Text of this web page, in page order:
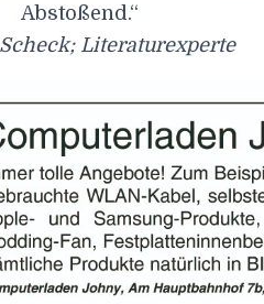
Abstoßend.“
Literaturexperte